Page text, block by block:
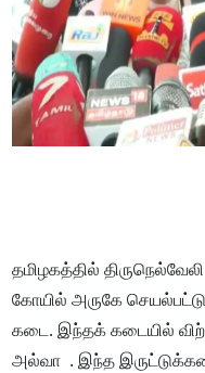
தமிழகத்தில்
கோயில் அருகே செயல்பட்டு
கடை. இந்தக் கடையில்
அல்வா . இந்த